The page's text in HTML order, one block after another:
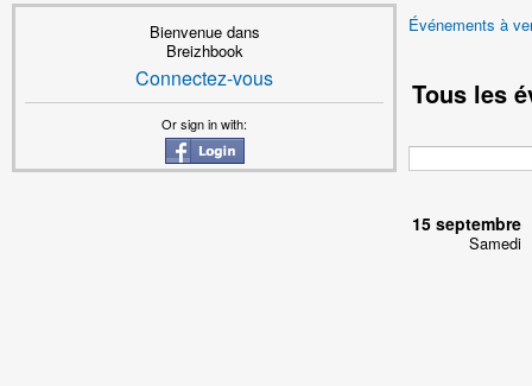
Bienvenue dans
Breizhbook
Connectez-vous
Or sign in with:
Événements à
Tous les
15 septembre
Samedi